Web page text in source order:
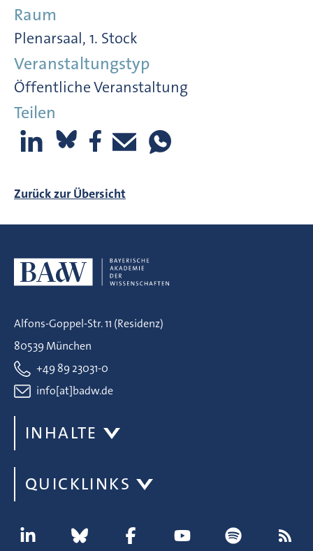
Raum
Plenarsaal, 1. Stock
Veranstaltungstyp
Öffentliche Veranstaltung
Teilen
Zurück zur Übersicht
Alfons-Goppel-Str. 11 (Residenz)
80539 München
+49 89 23031-0
info[at]badw.de
INHALTE
QUICKLINKS